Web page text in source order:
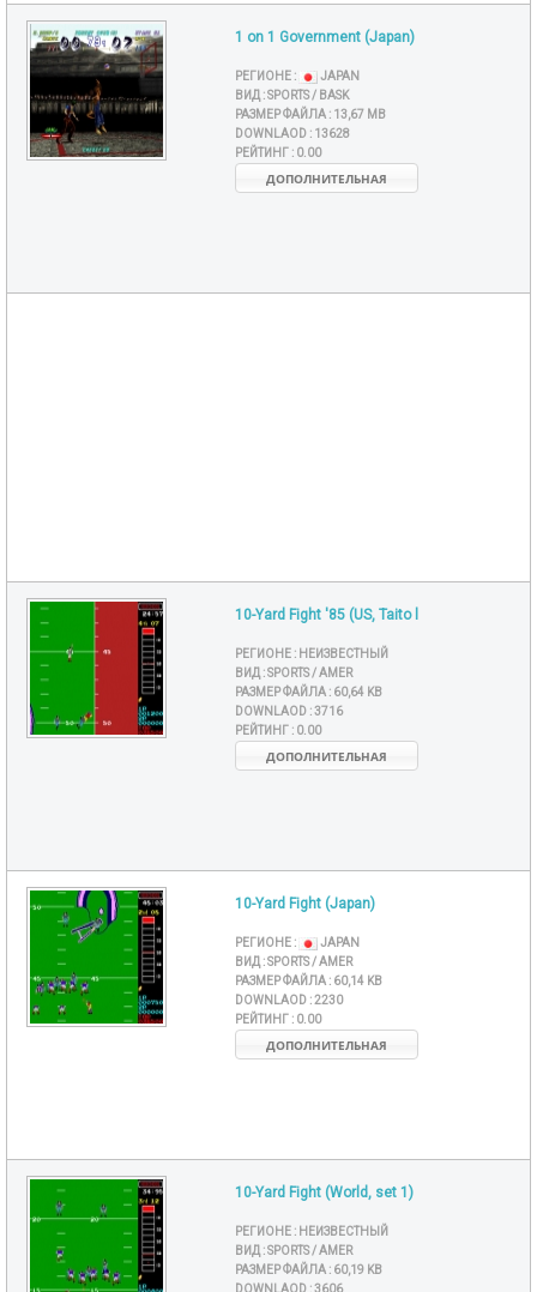
1 on 1 Government (Japan)
РЕГИОНЕ :
JAPAN
ВИД :SPORTS / BASK
РАЗМЕР ФАЙЛА : 13,67 MB
DOWNLAOD : 13628
РЕЙТИНГ : 0.00
ДОПОЛНИТЕЛЬНАЯ
10-Yard Fight '85 (US, Taito l
РЕГИОНЕ : НЕИЗВЕСТНЫЙ
ВИД :SPORTS / AMER
РАЗМЕР ФАЙЛА : 60,64 KB
DOWNLAOD :3716
РЕЙТИНГ : 0.00
ДОПОЛНИТЕЛЬНАЯ
10-Yard Fight (Japan)
РЕГИОНЕ :
JAPAN
ВИД :SPORTS / AMER
РАЗМЕР ФАЙЛА : 60,14 KB
DOWNLAOD :2230
РЕЙТИНГ : 0.00
ДОПОЛНИТЕЛЬНАЯ
10-Yard Fight (World, set 1)
РЕГИОНЕ : НЕИЗВЕСТНЫЙ
ВИД :SPORTS / AMER
РАЗМЕР ФАЙЛА : 60,19 KB
DOWNLAOD :3606